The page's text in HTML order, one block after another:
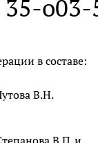
35-о03-
в составе:
В.Н.
В.П. и